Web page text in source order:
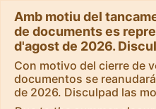
Amb motiu del
de documents es
d'agost de 2026.
Con motivo del cierre de
documentos se
de 2026. Disculpad las